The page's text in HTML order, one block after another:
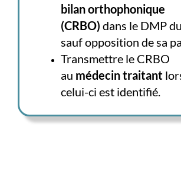
bilan orthophonique
(CRBO) dans le DMP
sauf opposition de sa
Transmettre le CRBO
au médecin traitant
celui-ci est identifié.